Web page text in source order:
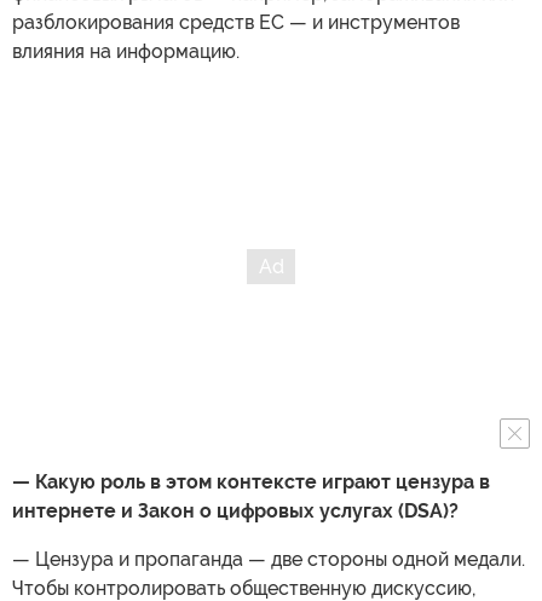
разблокирования средств ЕС — и инструментов
влияния на информацию.
— Какую роль в этом контексте играют цензура в
интернете и Закон о цифровых услугах (DSA)?
— Цензура и пропаганда — две стороны одной медали.
Чтобы контролировать общественную дискуссию,